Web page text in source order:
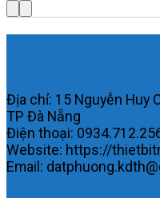
Địa chỉ: 15 Nguyễn Huy
TP Đà Nẵng
Điện thoại:
Website: https://
Email: